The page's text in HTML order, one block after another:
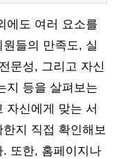
에도 여러 요소를
들의 만족도, 실
문성, 그리고 자신
지 등을 살펴보는
자신에게 맞는 서
지 직접 확인해보
또한, 홈페이지나